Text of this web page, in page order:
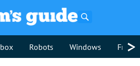
Robots Windows >